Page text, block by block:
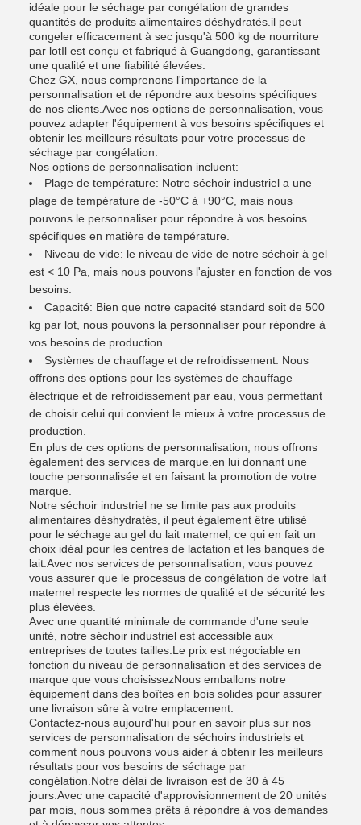
idéale pour le séchage par congélation de grandes
quantités de produits alimentaires déshydratés.il peut
congeler efficacement à sec jusqu'à 500 kg de nourriture
par lotIl est conçu et fabriqué à Guangdong, garantissant
une qualité et une fiabilité élevées.
Chez GX, nous comprenons l'importance de la
personnalisation et de répondre aux besoins spécifiques
de nos clients.Avec nos options de personnalisation, vous
pouvez adapter l'équipement à vos besoins spécifiques et
obtenir les meilleurs résultats pour votre processus de
séchage par congélation.
Nos options de personnalisation incluent:
Plage de température: Notre séchoir industriel a une
plage de température de -50°C à +90°C, mais nous
pouvons le personnaliser pour répondre à vos besoins
spécifiques en matière de température.
Niveau de vide: le niveau de vide de notre séchoir à gel
est < 10 Pa, mais nous pouvons l'ajuster en fonction de vos
besoins.
Capacité: Bien que notre capacité standard soit de 500
kg par lot, nous pouvons la personnaliser pour répondre à
vos besoins de production.
Systèmes de chauffage et de refroidissement: Nous
offrons des options pour les systèmes de chauffage
électrique et de refroidissement par eau, vous permettant
de choisir celui qui convient le mieux à votre processus de
production.
En plus de ces options de personnalisation, nous offrons
également des services de marque.en lui donnant une
touche personnalisée et en faisant la promotion de votre
marque.
Notre séchoir industriel ne se limite pas aux produits
alimentaires déshydratés, il peut également être utilisé
pour le séchage au gel du lait maternel, ce qui en fait un
choix idéal pour les centres de lactation et les banques de
lait.Avec nos services de personnalisation, vous pouvez
vous assurer que le processus de congélation de votre lait
maternel respecte les normes de qualité et de sécurité les
plus élevées.
Avec une quantité minimale de commande d'une seule
unité, notre séchoir industriel est accessible aux
entreprises de toutes tailles.Le prix est négociable en
fonction du niveau de personnalisation et des services de
marque que vous choisissezNous emballons notre
équipement dans des boîtes en bois solides pour assurer
une livraison sûre à votre emplacement.
Contactez-nous aujourd'hui pour en savoir plus sur nos
services de personnalisation de séchoirs industriels et
comment nous pouvons vous aider à obtenir les meilleurs
résultats pour vos besoins de séchage par
congélation.Notre délai de livraison est de 30 à 45
jours.Avec une capacité d'approvisionnement de 20 unités
par mois, nous sommes prêts à répondre à vos demandes